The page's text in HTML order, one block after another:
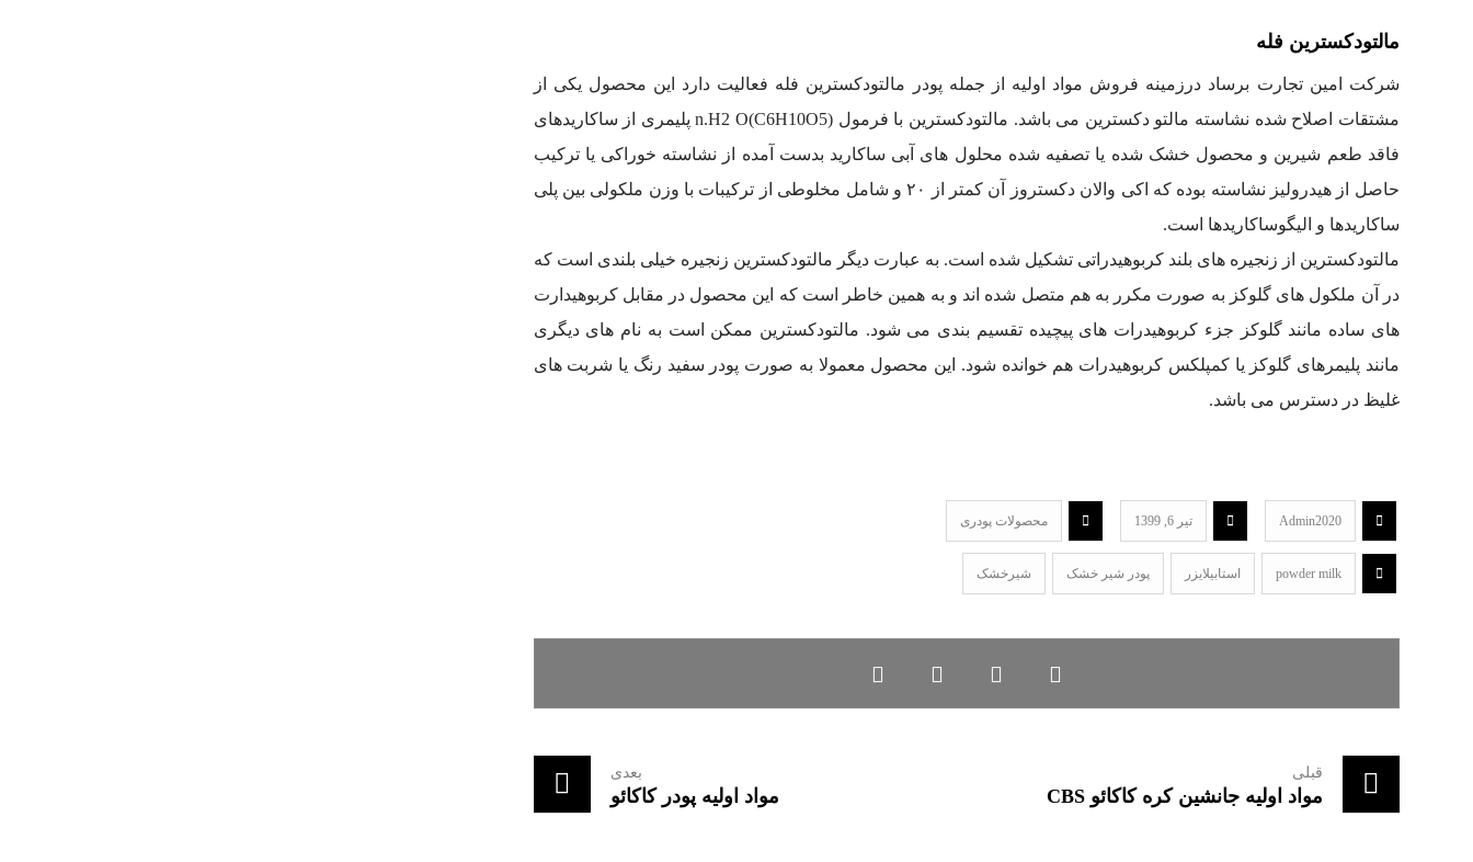
مالتودکسترین فله
شرکت امین تجارت برساد درزمینه فروش مواد اولیه از جمله پودر مالتودکسترین فله فعالیت دارد این محصول یکی از
مشتقات اصلاح شده نشاسته مالتو دکسترین می باشد. مالتودکسترین با فرمول (C6H10O5)n.H2 O پلیمری از ساکاریدهای
فاقد طعم شیرین و محصول خشک شده یا تصفیه شده محلول های آبی ساکارید بدست آمده از نشاسته خوراکی یا ترکیب
حاصل از هیدرولیز نشاسته بوده که اکی والان دکستروز آن کمتر از ۲۰ و شامل مخلوطی از ترکیبات با وزن ملکولی بین پلی
ساکاریدها و الیگوساکاریدها است.
مالتودکسترین از زنجیره های بلند کربوهیدراتی تشکیل شده است. به عبارت دیگر مالتودکسترین زنجیره خیلی بلندی است که
در آن ملکول های گلوکز به صورت مکرر به هم متصل شده اند و به همین خاطر است که این محصول در مقابل کربوهیدارت
های ساده مانند گلوکز جزء کربوهیدرات های پیچیده تقسیم بندی می شود. مالتودکسترین ممکن است به نام های دیگری
مانند پلیمرهای گلوکز یا کمپلکس کربوهیدرات هم خوانده شود. این محصول معمولا به صورت پودر سفید رنگ یا شربت های
غلیظ در دسترس می باشد.
Admin2020 تیر 6, 1399 محصولات پودری
powder milk استابیلایزر پودر شیر خشک شیرخشک
قبلی
مواد اولیه جانشین کره کاکائو CBS
بعدی
مواد اولیه پودر کاکائو